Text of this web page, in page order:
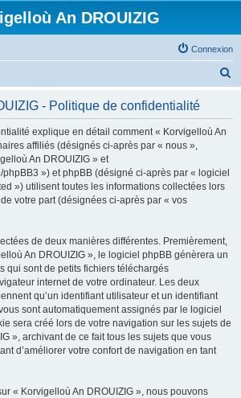
An DROUIZIG
Connexion
- Politique de confidentialité
explique en détail comment « Korvigelloù An
affiliés (désignés ci-après par « nous »,
An DROUIZIG » et
») et phpBB (désigné ci-après par « logiciel
») utilisent toutes les informations collectées lors
votre part (désignées ci-après par « vos
de deux manières différentes. Premièrement,
An DROUIZIG », le logiciel phpBB génèrera un
qui sont de petits fichiers téléchargés
internet de votre ordinateur. Les deux
qu’un identifiant utilisateur et un identifiant
sont automatiquement assignés par le logiciel
sera créé lors de votre navigation sur les sujets de
», archivant de ce fait tous les sujets que vous
d’améliorer votre confort de navigation en tant
« Korvigelloù An DROUIZIG », nous pouvons